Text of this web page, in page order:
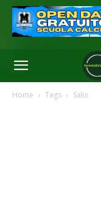
Home Tags Salis